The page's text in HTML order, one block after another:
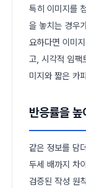
특히 이미지를
을 놓치는 경우
요하다면 이미
고, 시각적 임팩
미지와 짧은 카
반응률을
같은 정보를 담
두세 배까지 차
검증된 작성 원